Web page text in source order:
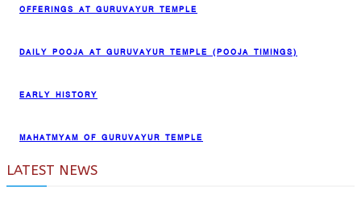
OFFERINGS AT GURUVAYUR TEMPLE
DAILY POOJA AT GURUVAYUR TEMPLE (POOJA TIMINGS)
EARLY HISTORY
MAHATMYAM OF GURUVAYUR TEMPLE
LATEST NEWS